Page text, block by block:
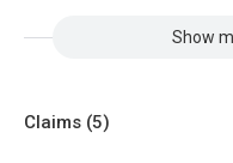
Show
Claims (5)